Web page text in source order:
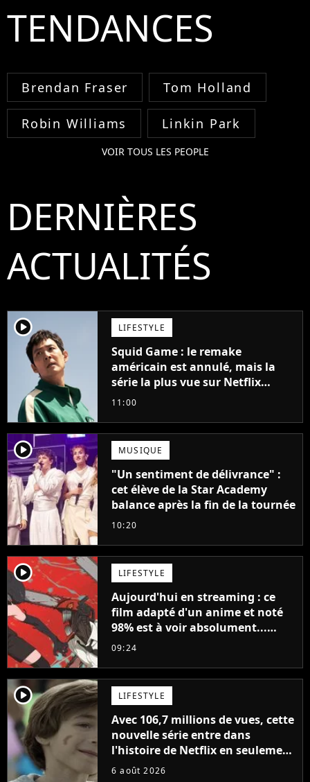
TENDANCES
Brendan Fraser Tom Holland
Robin Williams Linkin Park
VOIR TOUS LES PEOPLE
DERNIÈRES
ACTUALITÉS
player2 LIFESTYLE
Squid Game : le remake
américain est annulé, mais la
série la plus vue sur Netflix
pourrait avoir une version
11:00
player2 MUSIQUE
"Un sentiment de délivrance" :
cet élève de la Star Academy
balance après la fin de la tournée
10:20
player2 LIFESTYLE
Aujourd'hui en streaming : ce
film adapté d'un anime et noté
98% est à voir absolument...
sinon vous ne comprendrez plus
09:24
player2 LIFESTYLE
Avec 106,7 millions de vues, cette
nouvelle série entre dans
l'histoire de Netflix en seulement
48 jours
6 août 2026